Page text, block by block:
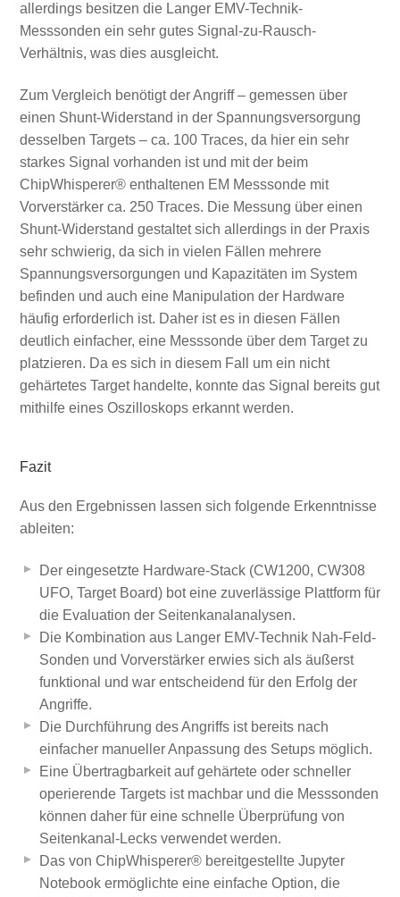
allerdings besitzen die Langer EMV-Technik-
Messsonden ein sehr gutes Signal-zu-Rausch-
Verhältnis, was dies ausgleicht.
Zum Vergleich benötigt der Angriff – gemessen über
einen Shunt-Widerstand in der Spannungsversorgung
desselben Targets – ca. 100 Traces, da hier ein sehr
starkes Signal vorhanden ist und mit der beim
ChipWhisperer® enthaltenen EM Messsonde mit
Vorverstärker ca. 250 Traces. Die Messung über einen
Shunt-Widerstand gestaltet sich allerdings in der Praxis
sehr schwierig, da sich in vielen Fällen mehrere
Spannungsversorgungen und Kapazitäten im System
befinden und auch eine Manipulation der Hardware
häufig erforderlich ist. Daher ist es in diesen Fällen
deutlich einfacher, eine Messsonde über dem Target zu
platzieren. Da es sich in diesem Fall um ein nicht
gehärtetes Target handelte, konnte das Signal bereits gut
mithilfe eines Oszilloskops erkannt werden.
Fazit
Aus den Ergebnissen lassen sich folgende Erkenntnisse
ableiten:
Der eingesetzte Hardware-Stack (CW1200, CW308
UFO, Target Board) bot eine zuverlässige Plattform für
die Evaluation der Seitenkanalanalysen.
Die Kombination aus Langer EMV-Technik Nah-Feld-
Sonden und Vorverstärker erwies sich als äußerst
funktional und war entscheidend für den Erfolg der
Angriffe.
Die Durchführung des Angriffs ist bereits nach
einfacher manueller Anpassung des Setups möglich.
Eine Übertragbarkeit auf gehärtete oder schneller
operierende Targets ist machbar und die Messsonden
können daher für eine schnelle Überprüfung von
Seitenkanal-Lecks verwendet werden.
Das von ChipWhisperer® bereitgestellte Jupyter
Notebook ermöglichte eine einfache Option, die